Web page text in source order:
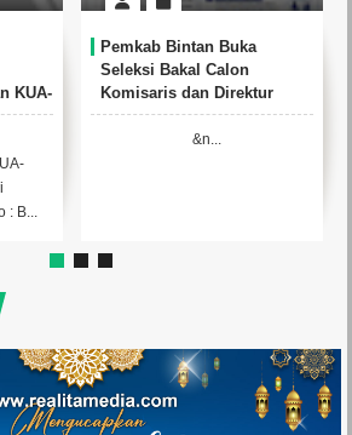
KUA-
: B...
Pemkab Bintan Buka
Seleksi Bakal Calon
Komisaris dan Direktur
BUMD PT. Bintan Karya
Bahari (Perseroda)
&n...